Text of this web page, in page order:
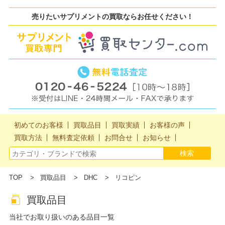
売りたいサプリメントの買取ならお任せください！
初めてのお客様 買取品目 買取実績
お客様の声
買取方法
無料査定依頼 お問合せ お知らせ
TOP 買取品目 DHC リコピン
買取品目
当社でお取り扱いのある品目一覧